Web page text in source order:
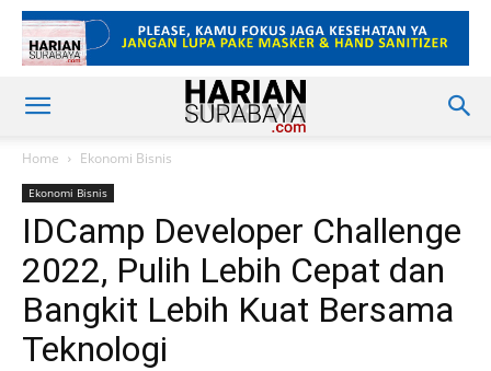
Home Ekonomi Bisnis
Ekonomi Bisnis
IDCamp Developer Challenge
2022, Pulih Lebih Cepat dan
Bangkit Lebih Kuat Bersama
Teknologi